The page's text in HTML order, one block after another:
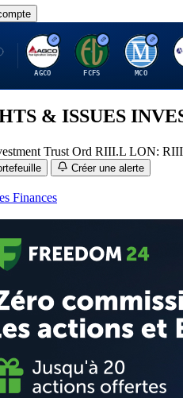
A
AGCO
F
FCFS
M
MCO
& ISSUES
Trust Ord RIII.L LON: RIII
Créer une alerte
Finances